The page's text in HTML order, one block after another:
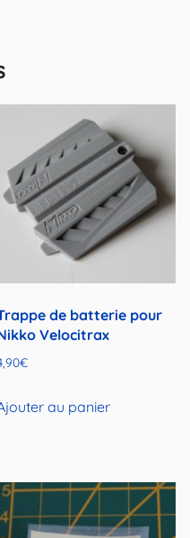
de batterie pour
Velocitrax
€
au panier